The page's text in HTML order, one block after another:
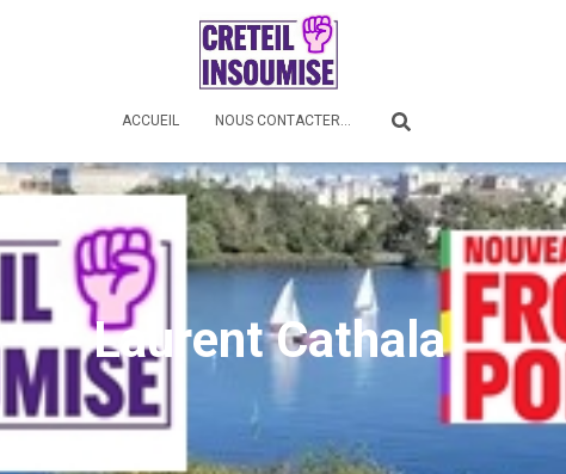
ACCUEIL NOUS CONTACTER…
Laurent Cathala